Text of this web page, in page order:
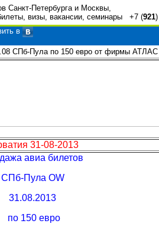
Санкт-Петербурга и Москвы,
визы, вакансии, семинары +7 (921)
в
СПб-Пула по 150 евро от фирмы АТЛАС
31-08-2013
авиа билетов
СПб-Пула OW
31.08.2013
по 150 евро